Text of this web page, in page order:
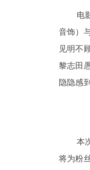
电
音饰）
见明不
黎志田
隐隐感
本
将为粉